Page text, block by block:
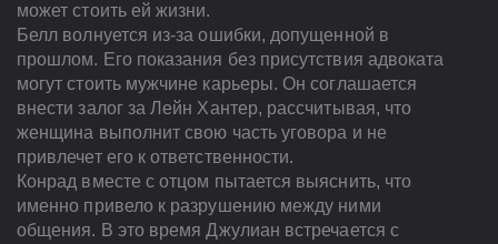
может стоить ей жизни.
Белл волнуется из-за ошибки, допущенной в
прошлом. Его показания без присутствия адвоката
могут стоить мужчине карьеры. Он соглашается
внести залог за Лейн Хантер, рассчитывая, что
женщина выполнит свою часть уговора и не
привлечет его к ответственности.
Конрад вместе с отцом пытается выяснить, что
именно привело к разрушению между ними
общения. В это время Джулиан встречается с